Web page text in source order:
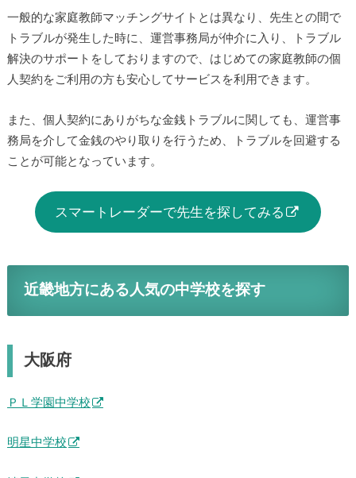
一般的な家庭教師マッチングサイトとは異なり、先生との間で
トラブルが発生した時に、運営事務局が仲介に入り、トラブル
解決のサポートをしておりますので、はじめての家庭教師の個
人契約をご利用の方も安心してサービスを利用できます。
また、個人契約にありがちな金銭トラブルに関しても、運営事
務局を介して金銭のやり取りを行うため、トラブルを回避する
ことが可能となっています。
スマートレーダーで先生を探してみる
近畿地方にある人気の中学校を探す
大阪府
ＰＬ学園中学校
明星中学校